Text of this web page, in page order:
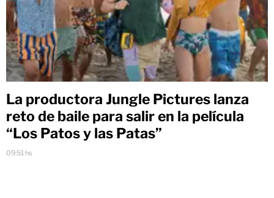
La productora Jungle Pictures lanza
reto de baile para salir en la película
“Los Patos y las Patas”
09:51 hs